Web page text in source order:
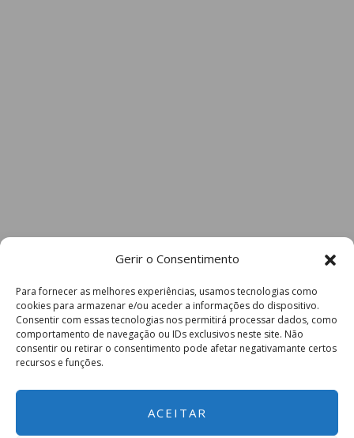
Gerir o Consentimento
Para fornecer as melhores experiências, usamos tecnologias como
cookies para armazenar e/ou aceder a informações do dispositivo.
Consentir com essas tecnologias nos permitirá processar dados, como
comportamento de navegação ou IDs exclusivos neste site. Não
consentir ou retirar o consentimento pode afetar negativamante certos
recursos e funções.
ACEITAR